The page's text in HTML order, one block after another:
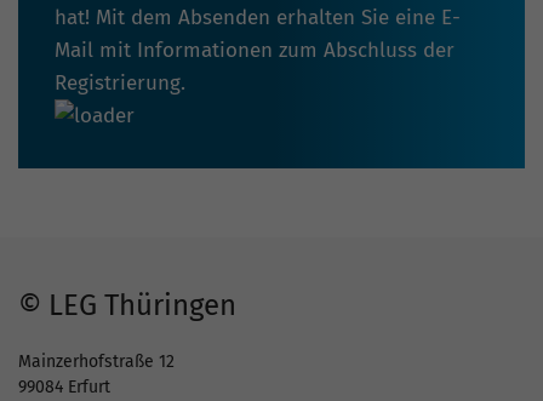
hat! Mit dem Absenden erhalten Sie eine E-
Mail mit Informationen zum Abschluss der
Registrierung.
© LEG Thüringen
Mainzerhofstraße 12
99084 Erfurt